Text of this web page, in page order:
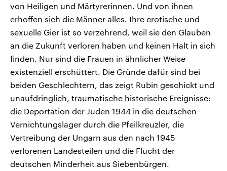
von Heiligen und Märtyrerinnen. Und von ihnen
erhoffen sich die Männer alles. Ihre erotische und
sexuelle Gier ist so verzehrend, weil sie den Glauben
an die Zukunft verloren haben und keinen Halt in sich
finden. Nur sind die Frauen in ähnlicher Weise
existenziell erschüttert. Die Gründe dafür sind bei
beiden Geschlechtern, das zeigt Rubin geschickt und
unaufdringlich, traumatische historische Ereignisse:
die Deportation der Juden 1944 in die deutschen
Vernichtungslager durch die Pfeilkreuzler, die
Vertreibung der Ungarn aus den nach 1945
verlorenen Landesteilen und die Flucht der
deutschen Minderheit aus Siebenbürgen.